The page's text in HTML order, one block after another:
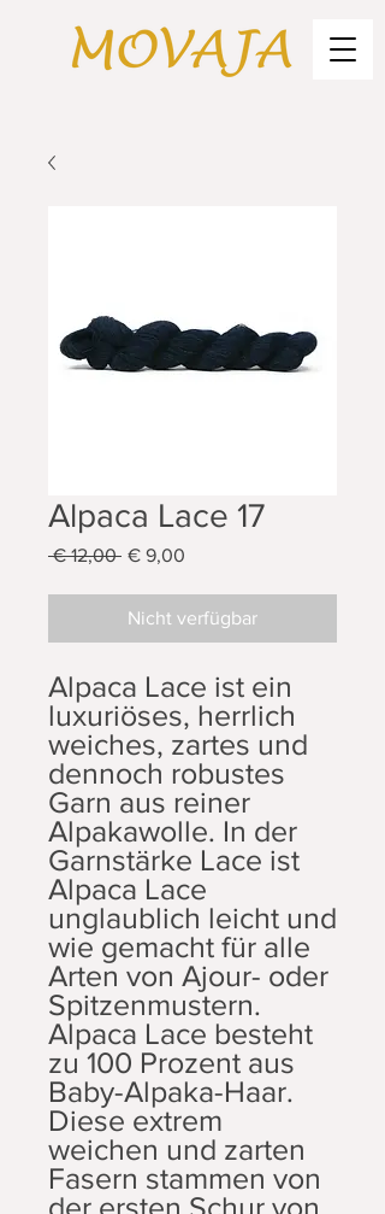
Alpaca Lace 17
€ 12,00 Standardpreis
€ 9,00
Nicht verfügbar
Alpaca Lace ist ein
luxuriöses, herrlich
weiches, zartes und
dennoch robustes
Garn aus reiner
Alpakawolle. In der
Garnstärke Lace ist
Alpaca Lace
unglaublich leicht und
wie gemacht für alle
Arten von Ajour- oder
Spitzenmustern.
Alpaca Lace besteht
zu 100 Prozent aus
Baby-Alpaka-Haar.
Diese extrem
weichen und zarten
Fasern stammen von
der ersten Schur von